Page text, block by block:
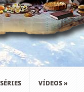
SÉRIES VÍDEOS »